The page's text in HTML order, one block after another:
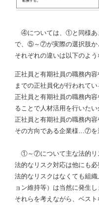
④については、①と同様あ
で、⑤～⑦が実際の選択肢か
それぞれの違いは以下のよう
正社員と有期社員の職務内
までの正社員化が行われて
正社員と有期社員の職務内
ることで人材活用を行いた
正社員と有期社員の職務内
その方向である企業様…⑦を
①～⑦について主な法的リ
法的なリスク対応は他にも必
法的なリスクはなくても組
ョン維持等）は当然に発生し
それらを考えながら、ベスト